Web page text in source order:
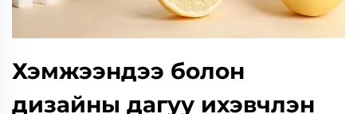
Хэмжээндээ болон
дизайны дагуу ихэвчлэн